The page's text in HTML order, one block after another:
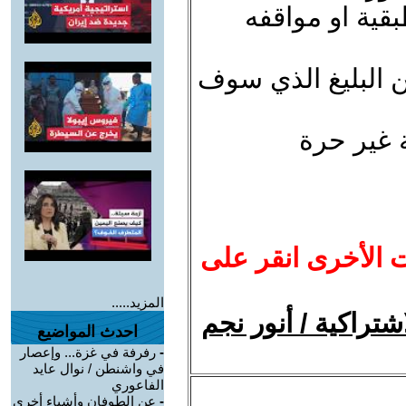
او مواقفه
البليغ الذي سوف
غير حرة
الأخرى انقر على
/ أنور نجم
المزيد.....
احدث المواضيع
- رفرفة في غزة... وإعصار
في واشنطن / نوال عايد
الفاعوري
- عن الطوفان وأشياء أخرى